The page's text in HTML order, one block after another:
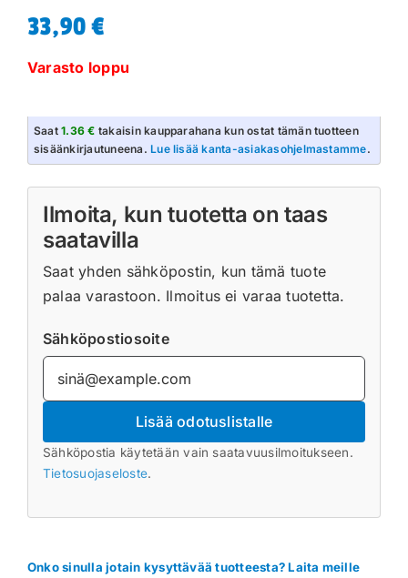
33,90€
Varasto loppu
Saat1.36 € takaisin kaupparahana kun ostat tämän tuotteen
sisäänkirjautuneena.Lue lisää kanta-asiakasohjelmastamme.
Ilmoita, kun tuotetta on taas
saatavilla
Saat yhden sähköpostin, kun tämä tuote
palaa varastoon. Ilmoitus ei varaa tuotetta.
Sähköpostiosoite
Lisää odotuslistalle
Sähköpostia käytetään vain saatavuusilmoitukseen.
Tietosuojaseloste.
Onko sinulla jotain kysyttävää tuotteesta? Laita meille